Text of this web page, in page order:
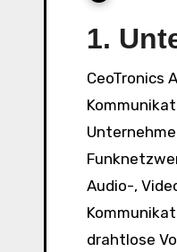
1.
CeoTronics AG (ISIN: DE0005407407) ist ein deutscher Spezialist für professionelle
Audio-,
drahtlose